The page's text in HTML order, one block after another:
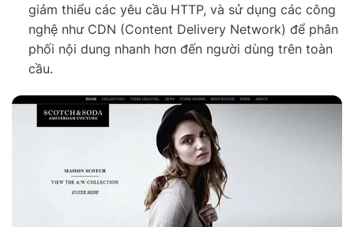
giảm thiểu các yêu cầu HTTP, và sử dụng các công
nghệ như CDN (Content Delivery Network) để phân
phối nội dung nhanh hơn đến người dùng trên toàn
cầu.